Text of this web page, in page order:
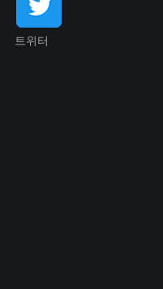
트위터